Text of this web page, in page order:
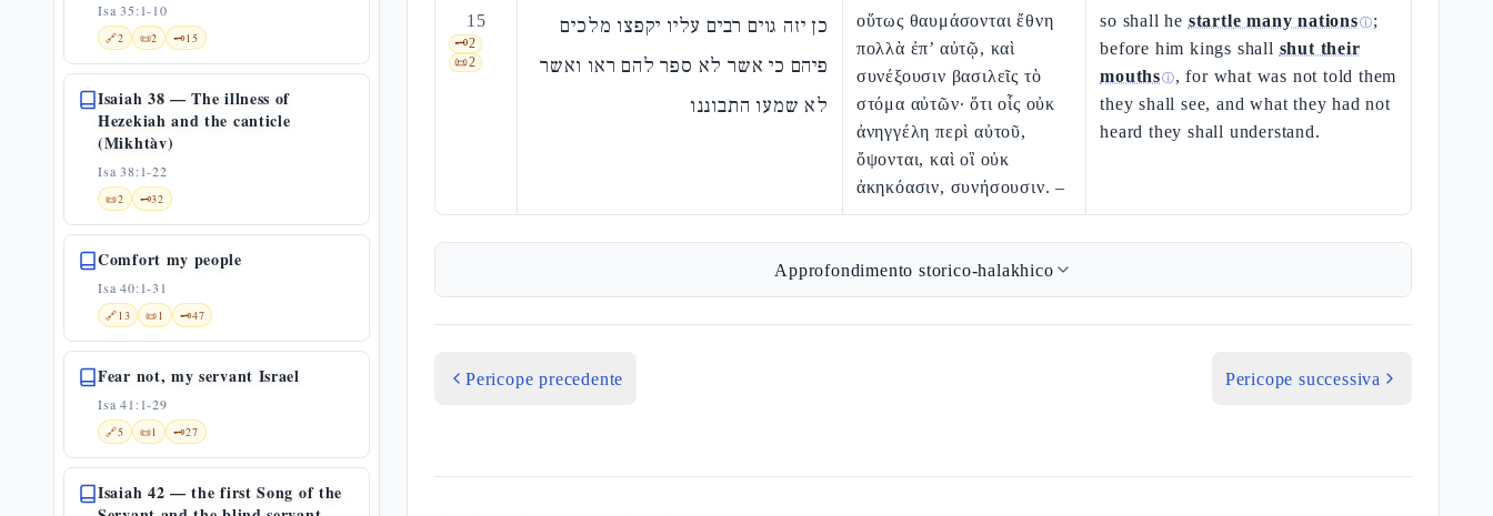
Isa 35:1-10
🔗2 📜2 🗝️15
Isaiah 38 — The illness of
Hezekiah and the canticle
(Mikhtàv)
Isa 38:1-22
📜2 🗝️32
Comfort my people
Isa 40:1-31
🔗13 📜1 🗝️47
Fear not, my servant Israel
Isa 41:1-29
🔗5 📜1 🗝️27
Isaiah 42 — the first Song of the
15
🗝️2
📜2
כן יזה גוים רבים עליו יקפצו מלכים
פיהם כי אשר לא ספר להם ראו ואשר
לא שמעו התבוננו
οὕτως θαυμάσονται ἔθνη
πολλὰ ἐπ’ αὐτῷ, καὶ
συνέξουσιν βασιλεῖς τὸ
στόμα αὐτῶν· ὅτι οἷς οὐκ
ἀνηγγέλη περὶ αὐτοῦ,
ὄψονται, καὶ οἳ οὐκ
ἀκηκόασιν, συνήσουσιν. –
so shall he startle many nationsⓘ;
before him kings shall shut their
mouthsⓘ, for what was not told them
they shall see, and what they had not
heard they shall understand.
Approfondimento storico-halakhico
Pericope precedente Pericope successiva